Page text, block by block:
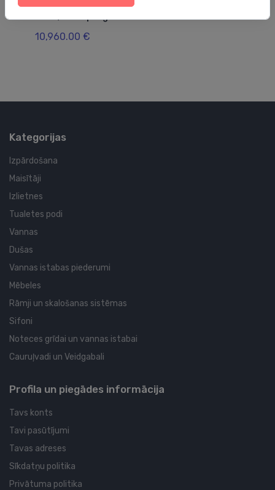
dušas kabīne Vario, 1680x790 mm, h=2180,
balts/caurspīdīgs stikls
10,960.00 €
Kategorijas
Izpārdošana
Maisītāji
Izlietnes
Tualetes podi
Vannas
Dušas
Vannas istabas piederumi
Mēbeles
Rāmji un skalošanas sistēmas
Sifoni
Noteces grīdai un vannas istabai
Cauruļvadi un Veidgabali
Profila un piegādes informācija
Tavs konts
Tavi pasūtījumi
Tavas adreses
Sīkdatņu politika
Privātuma politika